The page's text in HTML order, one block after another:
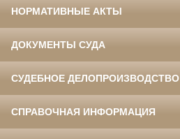
НОРМАТИВНЫЕ АКТЫ
ДОКУМЕНТЫ СУДА
СУДЕБНОЕ ДЕЛОПРОИЗВОДСТВО
СПРАВОЧНАЯ ИНФОРМАЦИЯ